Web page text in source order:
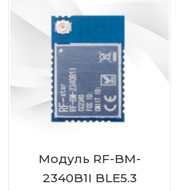
Модуль RF-BM-
2340B1I BLE5.3